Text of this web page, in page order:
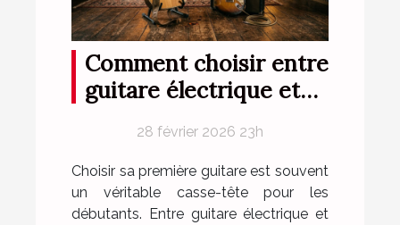
Comment choisir entre
guitare électrique et
28 février 2026 23h
Choisir sa première guitare est souvent
un véritable casse-tête pour les
débutants. Entre guitare électrique et